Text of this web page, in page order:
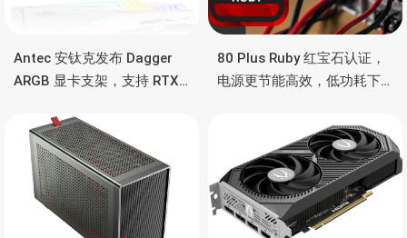
Antec 安钛克发布 Dagger
ARGB 显卡支架，支持 RTX
彩灯效
80 Plus Ruby 红宝石认证，
电源更节能高效，低功耗下